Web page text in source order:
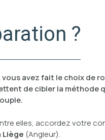
?
avez fait le choix de
de cibler la méthode
elles, accordez votre
Liège (Angleur).